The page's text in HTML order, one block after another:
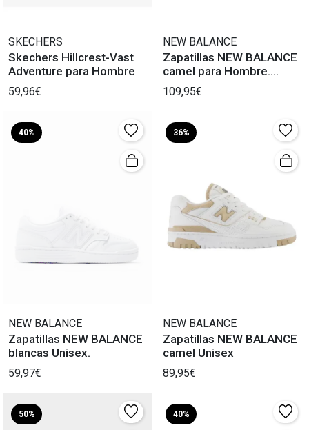
SKECHERS
Skechers Hillcrest-Vast
Adventure para Hombre
59,96€
NEW BALANCE
Zapatillas NEW BALANCE
camel para Hombre.
¡Descúbrelas!
109,95€
40%
NEW BALANCE
Zapatillas NEW BALANCE
blancas Unisex.
59,97€
36%
NEW BALANCE
Zapatillas NEW BALANCE
camel Unisex
89,95€
50% 40%